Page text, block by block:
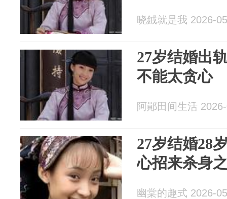
晓銊就是我 2026-
27岁结婚出
不能太贪心
阿鄖田间生活
27岁结婚28
心招来杀身
幽棠的趣式 2026-